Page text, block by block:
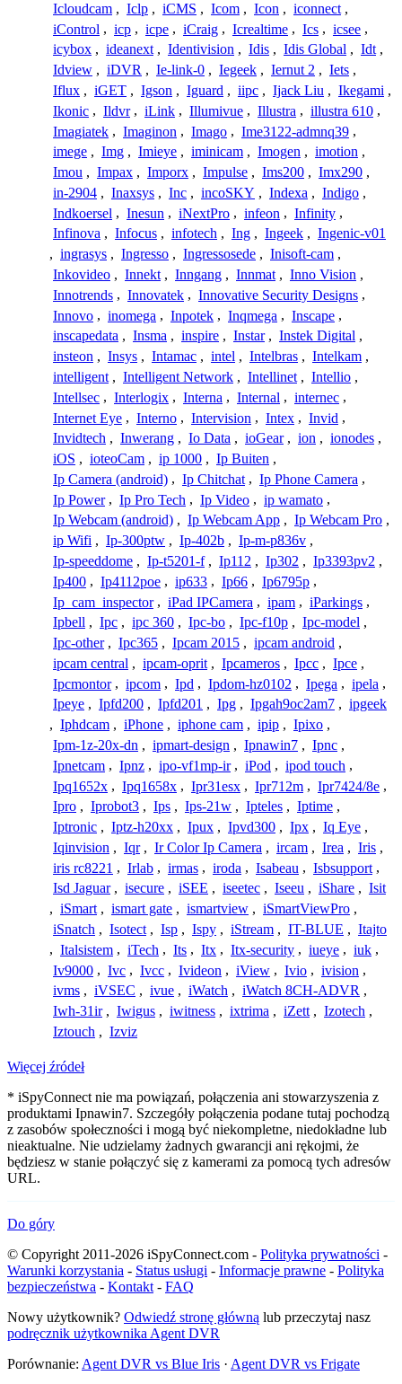
Icloudcam , Iclp , iCMS , Icom , Icon , iconnect ,
iControl , icp , icpe , iCraig , Icrealtime , Ics , icsee ,
icybox , ideanext , Identivision , Idis , Idis Global , Idt ,
Idview , iDVR , Ie-link-0 , Iegeek , Iernut 2 , Iets ,
Iflux , iGET , Igson , Iguard , iipc , Ijack Liu , Ikegami ,
Ikonic , Ildvr , iLink , Illumivue , Illustra , illustra 610 ,
Imagiatek , Imaginon , Imago , Ime3122-admnq39 ,
imege , Img , Imieye , iminicam , Imogen , imotion ,
Imou , Impax , Imporx , Impulse , Ims200 , Imx290 ,
in-2904 , Inaxsys , Inc , incoSKY , Indexa , Indigo ,
Indkoersel , Inesun , iNextPro , infeon , Infinity ,
Infinova , Infocus , infotech , Ing , Ingeek , Ingenic-v01
, ingrasys , Ingresso , Ingressosede , Inisoft-cam ,
Inkovideo , Innekt , Inngang , Innmat , Inno Vision ,
Innotrends , Innovatek , Innovative Security Designs ,
Innovo , inomega , Inpotek , Inqmega , Inscape ,
inscapedata , Insma , inspire , Instar , Instek Digital ,
insteon , Insys , Intamac , intel , Intelbras , Intelkam ,
intelligent , Intelligent Network , Intellinet , Intellio ,
Intellsec , Interlogix , Interna , Internal , internec ,
Internet Eye , Interno , Intervision , Intex , Invid ,
Invidtech , Inwerang , Io Data , ioGear , ion , ionodes ,
iOS , ioteoCam , ip 1000 , Ip Buiten ,
Ip Camera (android) , Ip Chitchat , Ip Phone Camera ,
Ip Power , Ip Pro Tech , Ip Video , ip wamato ,
Ip Webcam (android) , Ip Webcam App , Ip Webcam Pro ,
ip Wifi , Ip-300ptw , Ip-402b , Ip-m-p836v ,
Ip-speeddome , Ip-t5201-f , Ip112 , Ip302 , Ip3393pv2 ,
Ip400 , Ip4112poe , ip633 , Ip66 , Ip6795p ,
Ip_cam_inspector , iPad IPCamera , ipam , iParkings ,
Ipbell , Ipc , ipc 360 , Ipc-bo , Ipc-f10p , Ipc-model ,
Ipc-other , Ipc365 , Ipcam 2015 , ipcam android ,
ipcam central , ipcam-oprit , Ipcameros , Ipcc , Ipce ,
Ipcmontor , ipcom , Ipd , Ipdom-hz0102 , Ipega , ipela ,
Ipeye , Ipfd200 , Ipfd201 , Ipg , Ipgah9oc2am7 , ipgeek
, Iphdcam , iPhone , iphone cam , ipip , Ipixo ,
Ipm-1z-20x-dn , ipmart-design , Ipnawin7 , Ipnc ,
Ipnetcam , Ipnz , ipo-vf1mp-ir , iPod , ipod touch ,
Ipq1652x , Ipq1658x , Ipr31esx , Ipr712m , Ipr7424/8e ,
Ipro , Iprobot3 , Ips , Ips-21w , Ipteles , Iptime ,
Iptronic , Iptz-h20xx , Ipux , Ipvd300 , Ipx , Iq Eye ,
Iqinvision , Iqr , Ir Color Ip Camera , ircam , Irea , Iris ,
iris rc8221 , Irlab , irmas , iroda , Isabeau , Isbsupport ,
Isd Jaguar , isecure , iSEE , iseetec , Iseeu , iShare , Isit
, iSmart , ismart gate , ismartview , iSmartViewPro ,
iSnatch , Isotect , Isp , Ispy , iStream , IT-BLUE , Itajto
, Italsistem , iTech , Its , Itx , Itx-security , iueye , iuk ,
Iv9000 , Ivc , Ivcc , Ivideon , iView , Ivio , ivision ,
ivms , iVSEC , ivue , iWatch , iWatch 8CH-ADVR ,
Iwh-31ir , Iwigus , iwitness , ixtrima , iZett , Izotech ,
Iztouch , Izviz
Więcej źródeł
* iSpyConnect nie ma powiązań, połączenia ani stowarzyszenia z
produktami Ipnawin7. Szczegóły połączenia podane tutaj pochodzą
z zasobów społeczności i mogą być niekompletne, niedokładne lub
nieaktualne. Nie udzielamy żadnych gwarancji ani rękojmi, że
będziesz w stanie połączyć się z kamerami za pomocą tych adresów
URL.
Do góry
© Copyright 2011-2026 iSpyConnect.com - Polityka prywatności -
Warunki korzystania - Status usługi - Informacje prawne - Polityka
bezpieczeństwa - Kontakt - FAQ
Nowy użytkownik? Odwiedź stronę główną lub przeczytaj nasz
podręcznik użytkownika Agent DVR
Porównanie: Agent DVR vs Blue Iris · Agent DVR vs Frigate